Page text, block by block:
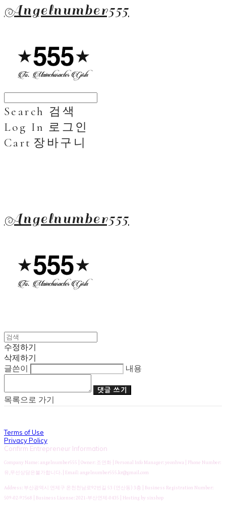
Angelnumber555
Search 검색
Log In 로그인
Cart 장바구니
Angelnumber555
수정하기
삭제하기
글쓴이
내용
댓글 쓰기
목록으로 가기
Terms of Use
Privacy Policy
Confirm Entrepreneur Information
Company Name: angelnumber555 | Owner: 조연화 | Personal Info Manager: yeonhwa | Phone Number:
유,무선상담은불가합니다. | Email: angelnumber555.kr@gmail.com
Address: 부산광역시 연제구 온천천남로92번길 53 (연산동) 3층 | Business Registration Number:
509-02-97568 | Business License:2021-부산연제-0435 | Hosting by sixshop